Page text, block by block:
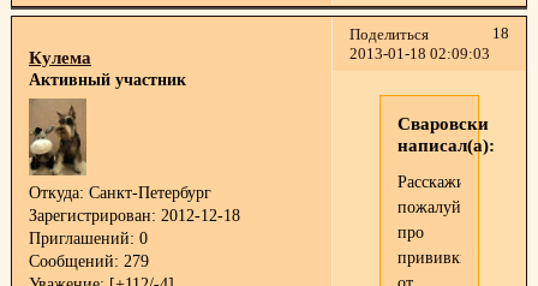
Поделиться
18
2013-01-18 02:09:03
Кулема
Активный участник
Откуда: Санкт-Петербург
Зарегистрирован: 2012-12-18
Приглашений: 0
Сообщений: 279
Сваровски
написал(а):
Расскажите
пожалуйста
про
прививки.